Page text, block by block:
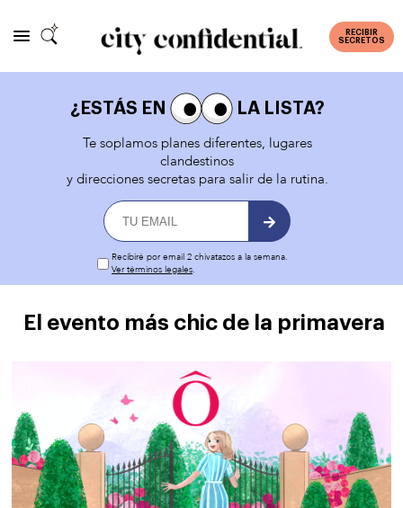
RECIBIR
SECRETOS
¿ESTÁS EN
LA LISTA?
Te soplamos planes diferentes, lugares
clandestinos
y direcciones secretas para salir de la rutina.
Recibiré por email 2 chivatazos a la semana.
Ver términos legales.
El evento más chic de la primavera